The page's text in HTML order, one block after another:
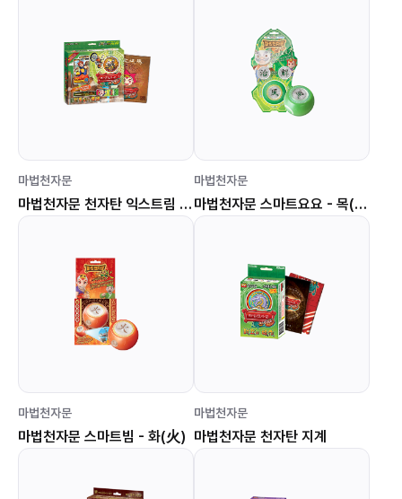
마법천자문
마법천자문 천자탄 익스트림 지계 세트
마법천자문
마법천자문 스마트요요 - 목(木)
마법천자문
마법천자문 스마트빔 - 화(火)
마법천자문
마법천자문 천자탄 지계